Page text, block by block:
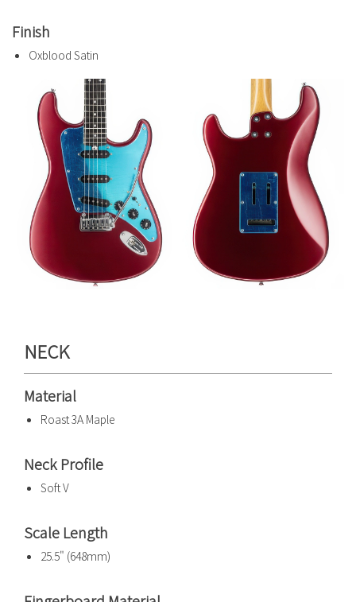
Finish
Oxblood Satin
NECK
Material
Roast 3A Maple
Neck Profile
Soft V
Scale Length
25.5" (648mm)